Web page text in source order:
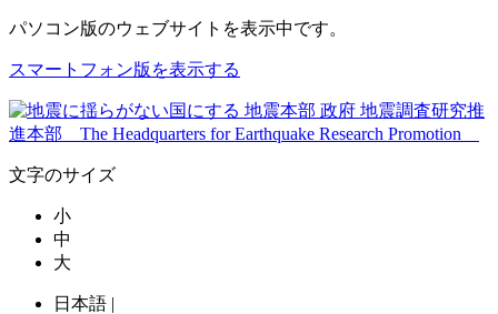
パソコン版のウェブサイトを表示中です。
スマートフォン版を表示する
文字のサイズ
小
中
大
日本語 |